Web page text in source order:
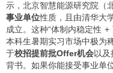
示，北京智慧能源研究院（
事业单位性质，且由清华大
成立。这种“体制内稳定性
本科生暑期实习市场中极为
于校招提前批Offer机会以
背书。如果你能接受事业单